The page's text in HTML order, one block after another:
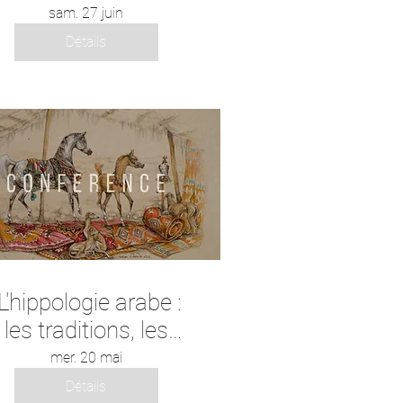
et cohérence
intérieur" avec Éric
Geoffroy
sam. 27 juin
Détails
arabe :
les traditions, les
savoirs et les
pratiques équestres
mer. 20 mai
Détails